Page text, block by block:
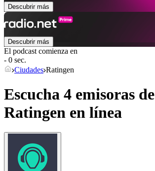
Descubrir más
Descubrir más
El podcast comienza en
- 0 sec.
Ciudades Ratingen
Escucha 4 emisoras de
Ratingen en línea